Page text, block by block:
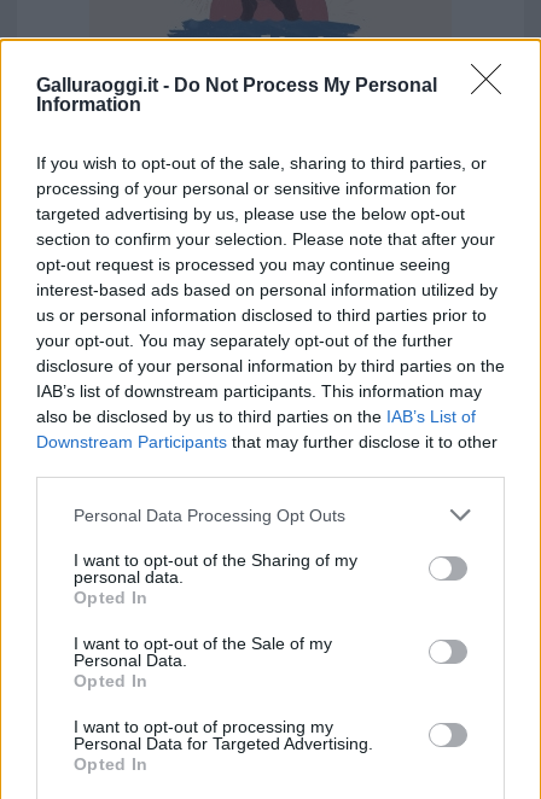
Galluraoggi.it - Do Not Process My Personal
Information
If you wish to opt-out of the sale, sharing to third parties, or
processing of your personal or sensitive information for
targeted advertising by us, please use the below opt-out
section to confirm your selection. Please note that after your
opt-out request is processed you may continue seeing
interest-based ads based on personal information utilized by
us or personal information disclosed to third parties prior to
your opt-out. You may separately opt-out of the further
disclosure of your personal information by third parties on the
IAB’s list of downstream participants. This information may
also be disclosed by us to third parties on the IAB’s List of
Downstream Participants that may further disclose it to other
Please note that this website/app uses one or more Google
not limited to your visit or usage behaviour. You may click to
grant or deny consent to Google and its third-party tags to
use your data for below specified purposes in below Google
consent section.
Personal Data Processing Opt Outs
I want to opt-out of the Sharing of my
personal data.
Opted In
I want to opt-out of the Sale of my
Personal Data.
Opted In
I want to opt-out of processing my
Personal Data for Targeted Advertising.
Opted In
Vuoi rimuovere le pubblicità nazionali?
Puoi abbonarti asoli € 1,10 al mese
cliccandoqui
Sei già abbonato?
Puoi effettuare l'accesso andando nella
cliccandoqui
TEMI: Alitalia Olbia
Liquidazione Air Italy
Entra nel canale telegram di
GalluraOggi.it